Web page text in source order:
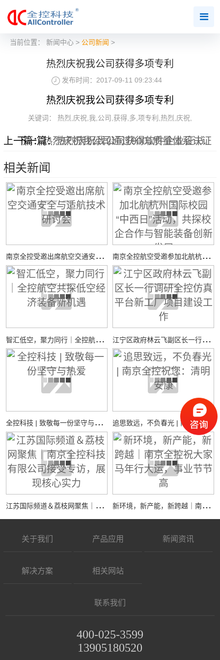
当前位置： 新闻中心> 公司新闻 >
热烈庆祝我公司获得多项专利
发布时间：2017-09-11 09:23:44
热烈庆祝我公司获得多项专利
关键词： 热烈,庆祝,我,公司,获得,多,项专利,热烈,庆祝,
上一篇：热烈庆祝我公司通过9001质量体系认证
下一篇：热烈庆祝我公司获得软件企业证书
相关新闻
南
京全控受邀出席航空交通安全与适航技术研讨会 南
京全控航空受邀参加北航杭州国际校园“中西日”活动，共探校企合作与智能装备创新发展
智
汇低空，聚力同行｜全控航空共探低空经济装备新机遇 江
宁区政府林云飞副区长一行调研全控仿真平台新工厂项目建设工作
全
控科技 | 致敬每一份坚守与热爱 追
思致远，不负春光 | 南京全控祝您：清明安康
江
苏国际频道＆荔枝网聚焦｜南京全控科技有限公司接受专访，展现核心实力 新
环境，新产能，新跨越｜南京全控祝大家马年行大运，事业节节高
关于我们 产品应用 新闻资讯
解决方案 相关网站
联系我们
400-025-3599
13905180520